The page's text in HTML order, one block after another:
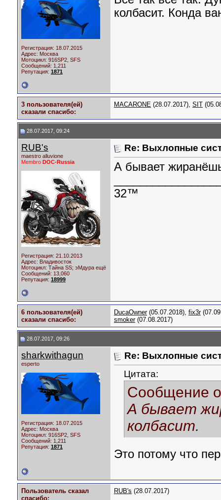
Регистрация: 18.07.2015
Адрес: Москва
Мотоцикл: 916SP2, SFS
Сообщений: 1,211
Репутация: 1871
колбасит. Конда
3 пользователя(ей)
сказали cпасибо:
MACARONE (28.07.2017), SIT
28.07.2017, 09:24
RUB's
maestro alluvione
Membro DOC-Russia
Регистрация: 21.10.2013
Адрес: Владивосток
Мотоцикл: Тайна SS; эМдура ещё
Сообщений: 13,060
Репутация: 18999
Re: Выхлопные
А бывает
32™
6 пользователя(ей)
сказали cпасибо:
DucaOwner(05.07.2018), fix3r
smoker(07.08.2017)
28.07.2017, 09:26
sharkwithagun
esperto
Регистрация: 18.07.2015
Адрес: Москва
Мотоцикл: 916SP2, SFS
Сообщений: 1,211
Репутация: 1871
Re: Выхлопные
Цитата:
Сообщение
А бывает
колбасит.
Это потому что
Пользователь сказал
cпасибо:
RUB's (28.07.2017)